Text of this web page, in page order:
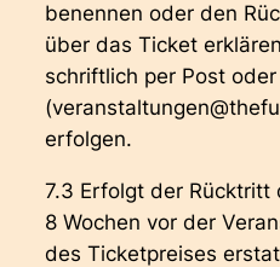
benennen oder den
über das Ticket
schriftlich per Post
erfolgen.
7.3 Erfolgt der Rücktritt
8 Wochen vor der
des Ticketpreises